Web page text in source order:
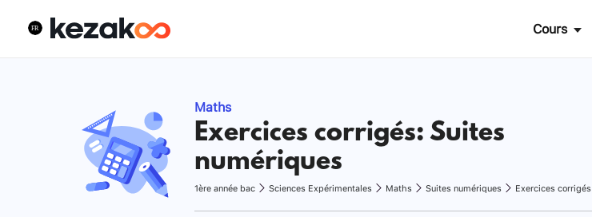
Cours
Maths
Exercices corrigés: Suites
numériques
1ère année bac Sciences Expérimentales Maths Suites numériques Exercices corrigés